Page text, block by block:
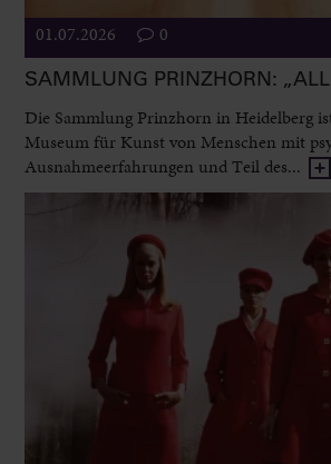
01.07.2026 0
SAMMLUNG PRINZHORN:
Die Sammlung Prinzhorn in Heidelberg
Museum für Kunst von Menschen mit
Ausnahmeerfahrungen und Teil des...